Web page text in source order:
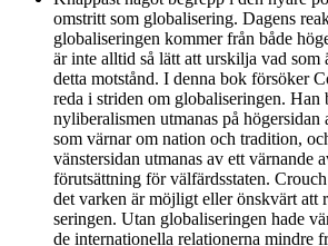
omstritt som globalisering. Dagens
globaliseringen kommer från både
är inte alltid så lätt att urskilja vad som
detta motstånd. I denna bok försöker
reda i striden om globaliseringen. Han
nyliberalismen utmanas på
som värnar om nation och tradition,
vänstersidan utmanas av ett värnande
förutsättning för väl­färds­staten.
det varken är möjligt eller önskvärt att
seringen. Utan globaliseringen hade
de internationella relationerna mindre